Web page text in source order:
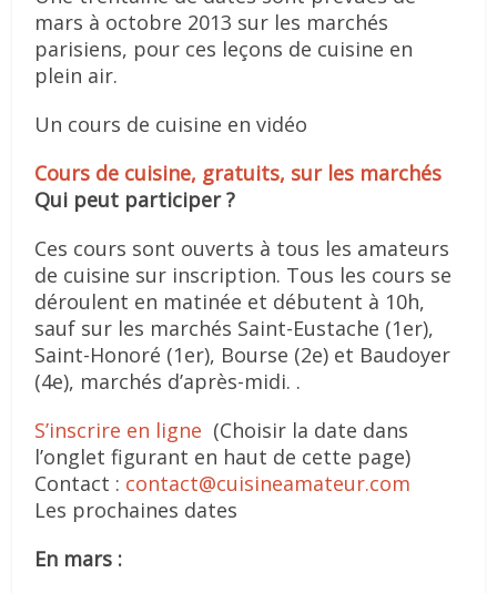
mars à octobre 2013 sur les marchés
parisiens, pour ces leçons de cuisine en
plein air.
Un cours de cuisine en vidéo
Cours de cuisine, gratuits, sur les marchés
Qui peut participer ?
Ces cours sont ouverts à tous les amateurs
de cuisine sur inscription. Tous les cours se
déroulent en matinée et débutent à 10h,
sauf sur les marchés Saint-Eustache (1er),
Saint-Honoré (1er), Bourse (2e) et Baudoyer
(4e), marchés d’après-midi. .
S’inscrire en ligne (Choisir la date dans
l’onglet figurant en haut de cette page)
Contact : contact@cuisineamateur.com
Les prochaines dates
En mars :